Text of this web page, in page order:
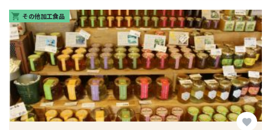
shopping_cart その他加工食品
favorite